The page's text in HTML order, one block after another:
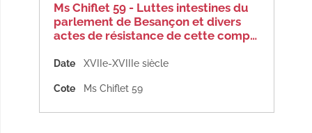
Ms Chiflet 59 - Luttes intestines du
parlement de Besançon et divers
actes de résistance de cette comp…
Date XVIIe-XVIIIe siècle
Cote Ms Chiflet 59